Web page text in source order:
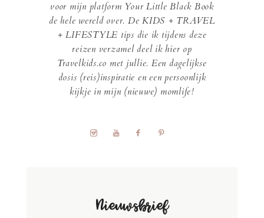
voor mijn platform Your Little Black Book
de hele wereld over. De KIDS + TRAVEL
+ LIFESTYLE tips die ik tijdens deze
reizen verzamel deel ik hier op
Travelkids.co met jullie. Een dagelijkse
dosis (reis)inspiratie en een persoonlijk
kijkje in mijn (nieuwe) momlife!
Nieuwsbrief